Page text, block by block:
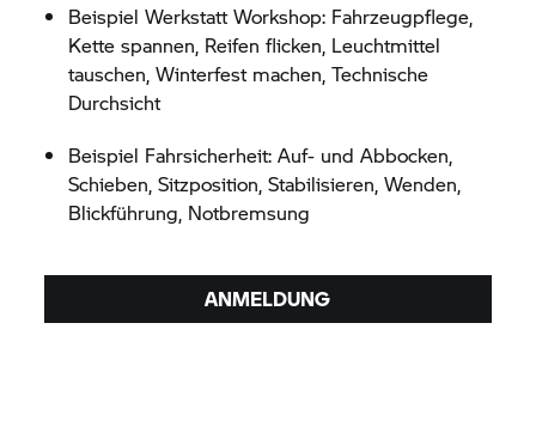
Beispiel Werkstatt Workshop: Fahrzeugpflege,
Kette spannen, Reifen flicken, Leuchtmittel
tauschen, Winterfest machen, Technische
Durchsicht
Beispiel Fahrsicherheit: Auf- und Abbocken,
Schieben, Sitzposition, Stabilisieren, Wenden,
Blickführung, Notbremsung
ANMELDUNG